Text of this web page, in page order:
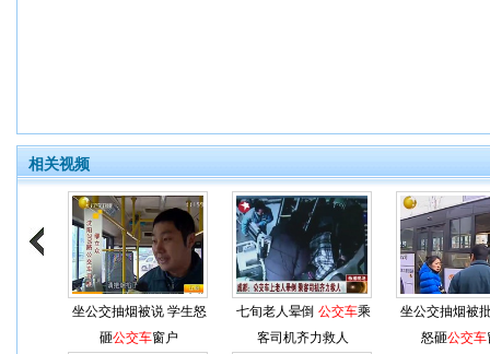
相关视频
坐公交抽烟被说 学生怒
砸公交车窗户
七旬老人晕倒 公交车乘
客司机齐力救人
坐公交抽烟被
怒砸公交车